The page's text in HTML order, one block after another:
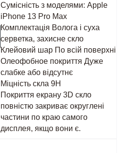
Сумісність з моделями: Apple
iPhone 13 Pro Max
Комплектація Волога і суха
серветка, захисне скло
Клейовий шар По всій поверхні
Олеофобное покриття Дуже
слабке або відсутнє
Міцність скла 9H
Покриття екрану 3D скло
повністю закриває округлені
частини по краю самого
дисплея, якщо вони є.